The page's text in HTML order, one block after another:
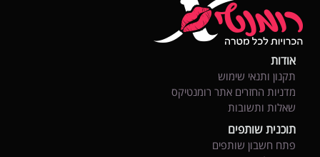
אודות
תקנון ותנאי שימוש
מדניות החזרים אתר רומנטיקס
שאלות ותשובות
תוכנית שותפים
פתח חשבון שותפים